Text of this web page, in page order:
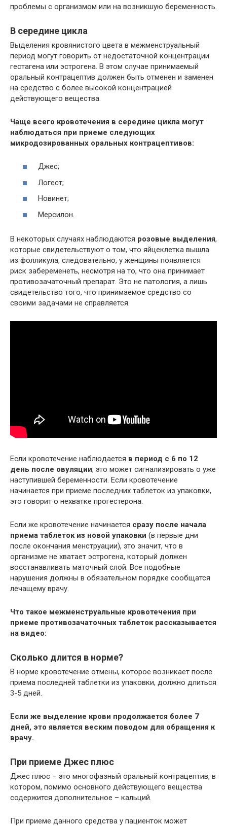
проблемы с организмом или на возникшую беременность.
В середине цикла
Выделения кровянистого цвета в межменструальный
период могут говорить от недостаточной концентрации
гестагена или эстрогена. В этом случае принимаемый
оральный контрацептив должен быть отменен и заменен
на средство с более высокой концентрацией
действующего вещества.
Чаще всего кровотечения в середине цикла могут
наблюдаться при приеме следующих
микродозированных оральных контрацептивов:
Джес;
Логест;
Новинет;
Мерсилон.
В некоторых случаях наблюдаются розовые выделения,
которые свидетельствуют о том, что яйцеклетка вышла
из фолликула, следовательно, у женщины появляется
риск забеременеть, несмотря на то, что она принимает
противозачаточный препарат. Это не патология, а лишь
свидетельство того, что принимаемое средство со
своими задачами не справляется.
Если кровотечение наблюдается в период с 6 по 12
день после овуляции, это может сигнализировать о уже
наступившей беременности. Если кровотечение
начинается при приеме последних таблеток из упаковки,
это говорит о нехватке прогестерона.
Если же кровотечение начинается сразу после начала
приема таблеток из новой упаковки (в первые дни
после окончания менструации), это значит, что в
организме не хватает эстрогена, который должен
восстанавливать маточный слой. Все подобные
нарушения должны в обязательном порядке сообщатся
лечащему врачу.
Что такое межменструальные кровотечения при
приеме противозачаточных таблеток рассказывается
на видео:
Сколько длится в норме?
В норме кровотечение отмены, которое возникает после
приема последней таблетки из упаковки, должно длиться
3-5 дней.
Если же выделение крови продолжается более 7
дней, это является веским поводом для обращения к
врачу.
При приеме Джес плюс
Джес плюс – это многофазный оральный контрацептив, в
котором, помимо основного действующего вещества
содержится дополнительное – кальций.
При приеме данного средства у пациенток может